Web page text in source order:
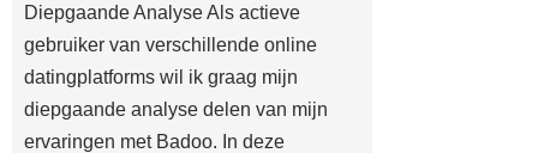
Diepgaande Analyse Als actieve
gebruiker van verschillende online
datingplatforms wil ik graag mijn
diepgaande analyse delen van mijn
ervaringen met Badoo. In deze